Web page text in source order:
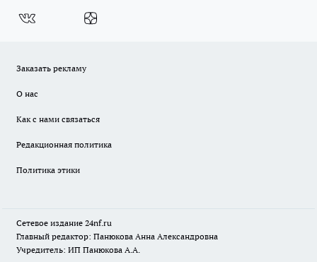
Заказать рекламу
О нас
Как с нами связаться
Редакционная политика
Политика этики
Сетевое издание 24nf.ru
Главный редактор: Панюкова Анна Александровна
Учредитель: ИП Панюкова А.А.